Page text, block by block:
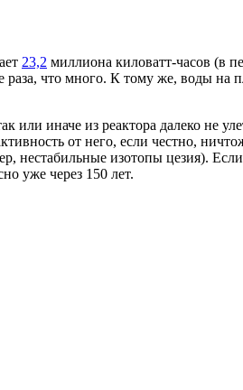
23,2 миллиона киловатт-часов (в
что много. К тому же, воды на
иначе из реактора далеко не
от него, если честно,
нестабильные изотопы цезия).
уже через 150 лет.